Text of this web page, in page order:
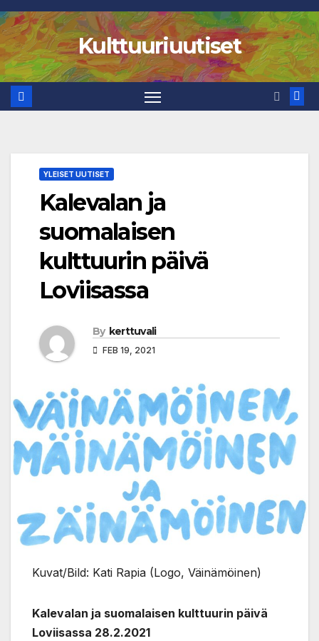
Skip
to
content
Kulttuuriuutiset
YLEISET UUTISET
Kalevalan ja
suomalaisen
kulttuurin päivä
Loviisassa
By kerttuvali
FEB 19, 2021
Kuvat/Bild: Kati Rapia (Logo, Väinämöinen)
Kalevalan ja suomalaisen kulttuurin päivä
Loviisassa 28.2.2021